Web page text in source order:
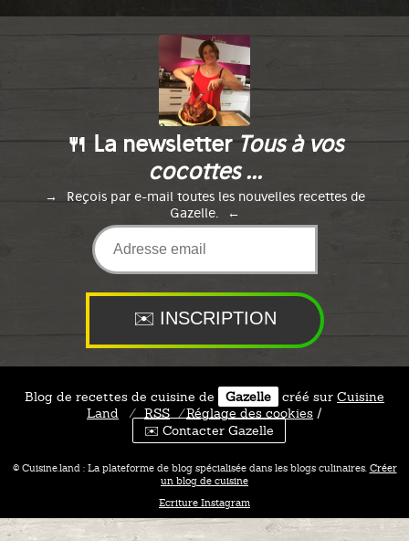
🍴 La newsletterTous à vos
cocottes ...
Reçois par e-mail toutes les nouvelles recettes de
Gazelle.
Blog de recettes de cuisine de Gazelle créé sur Cuisine
Land
⁄ RSS ⁄Réglage des cookies /
✉️ Contacter Gazelle
© Cuisine.land : La plateforme de blog spécialisée dans les blogs culinaires. Créer
un blog de cuisine
Ecriture Instagram